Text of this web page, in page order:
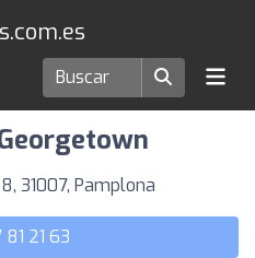
en Pamplona
31007, Pamplona
21 63